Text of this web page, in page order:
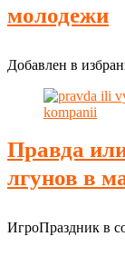
молодежи
Добавлен в
Правда
лгунов в
ИгроПраздник в